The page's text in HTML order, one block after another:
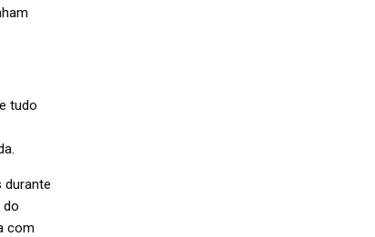
tudo
durante
do
com